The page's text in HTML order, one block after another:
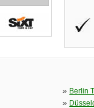
» Berlin
»